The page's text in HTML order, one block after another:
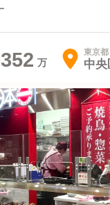
東京都
中